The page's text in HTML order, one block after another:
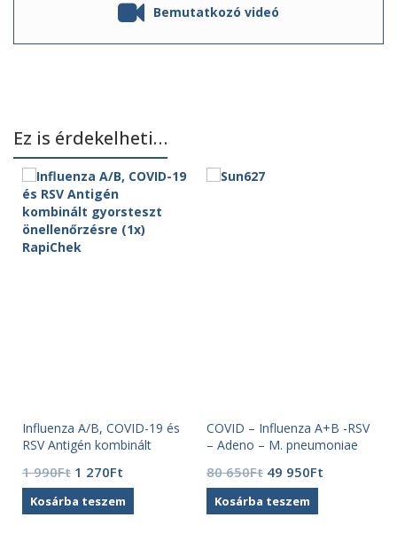
Bemutatkozó videó
Ez is érdekelheti…
Influenza A/B, COVID-19 és
RSV Antigén kombinált
1 990Ft Original
price
was:
1 270FtCurrent
price
is:
Kosárba teszem
COVID – Influenza A+B -RSV
– Adeno – M. pneumoniae
ACRO
80 650Ft Original
price
was:
49 950FtCurrent
Kosárba teszem